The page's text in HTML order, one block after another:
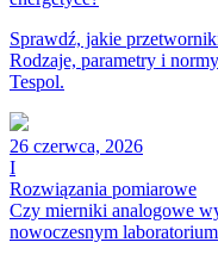
Sprawdź, jakie
Rodzaje, parametry i
Tespol.
26 czerwca, 2026
I
Rozwiązania pomiarowe
Czy mierniki analogowe
nowoczesnym